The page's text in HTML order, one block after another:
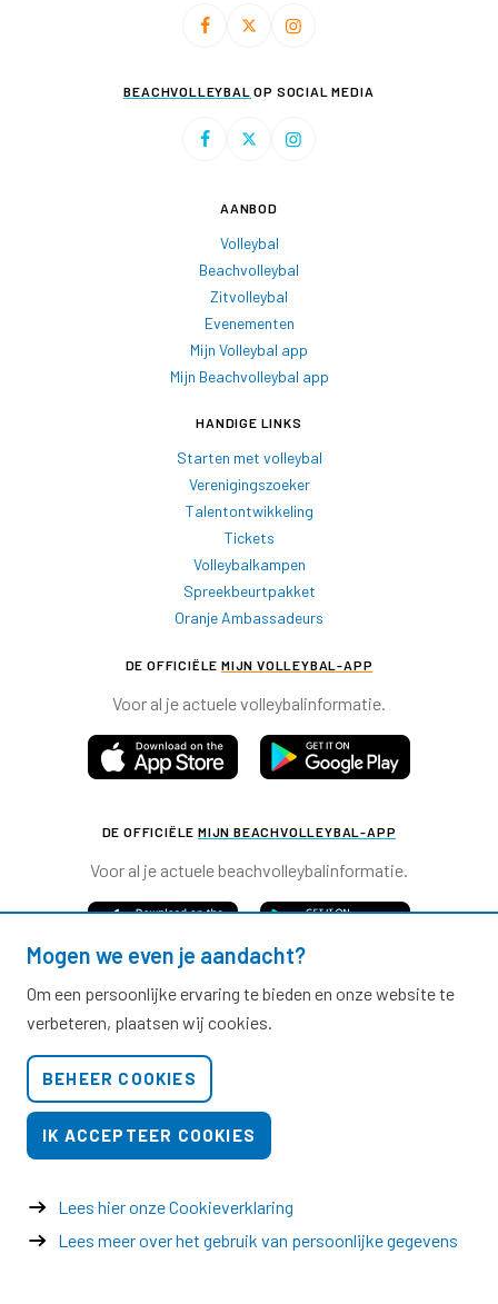
BEACHVOLLEYBAL OP SOCIAL MEDIA
AANBOD
Volleybal
Beachvolleybal
Zitvolleybal
Evenementen
Mijn Volleybal app
Mijn Beachvolleybal app
HANDIGE LINKS
Starten met volleybal
Verenigingszoeker
Talentontwikkeling
Tickets
Volleybalkampen
Spreekbeurtpakket
Oranje Ambassadeurs
DE OFFICIËLE MIJN VOLLEYBAL-APP
Voor al je actuele volleybalinformatie.
DE OFFICIËLE MIJN BEACHVOLLEYBAL-APP
Voor al je actuele beachvolleybalinformatie.
© 2026 Nevobo
Nieuwsbrieven
Privacy & cookies
Verkoopvoorwaarden evenementen
Mogen we even je aandacht?
Om een persoonlijke ervaring te bieden en onze website te
verbeteren, plaatsen wij cookies.
BEHEER COOKIES
IK ACCEPTEER COOKIES
Lees hier onze Cookieverklaring
Lees meer over het gebruik van persoonlijke gegevens